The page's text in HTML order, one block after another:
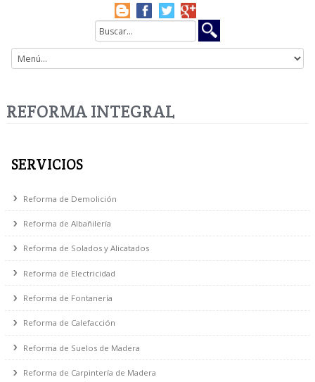
REFORMA INTEGRAL
Reforma de Demolición
Reforma de Albañilería
Reforma de Electricidad
Reforma de Fontanería